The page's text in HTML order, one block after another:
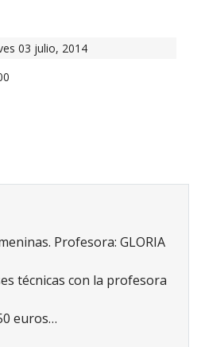
03 julio, 2014
Profesora: GLORIA
técnicas con la profesora
euros…